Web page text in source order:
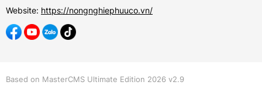
Website: https://nongnghiephuuco.vn/
Based on MasterCMS Ultimate Edition 2026 v2.9